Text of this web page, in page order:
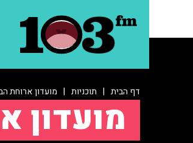
דף הבית | תוכניות | מועדון ארוחת
מועדון